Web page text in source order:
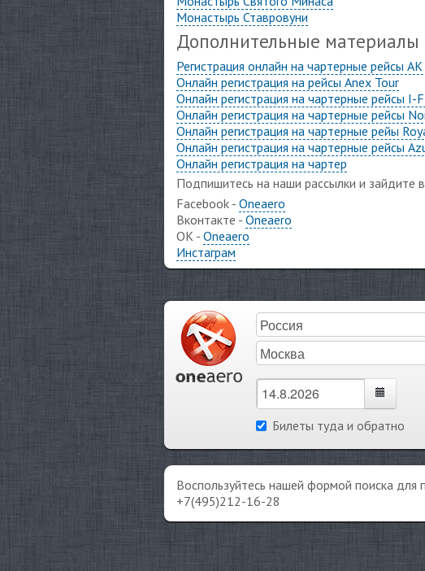
Монастырь Ставровуни
Дополнительные материалы
Регистрация онлайн на чартерные рейсы АК
Онлайн регистрация на рейсы Anex Tour
Онлайн регистрация на чартерные рейсы I-
Онлайн регистрация на чартерные рейсы
Онлайн регистрация на чартерные рейы
Онлайн регистрация на чартерные рейсы
Онлайн регистрация на чартер
Подпишитесь на наши рассылки и зайдите
Facebook - Oneaero
Вконтакте - Oneaero
ОК - Oneaero
Инстаграм
Билеты туда и обратно
Воспользуйтесь нашей формой поиска
+7(495)212-16-28